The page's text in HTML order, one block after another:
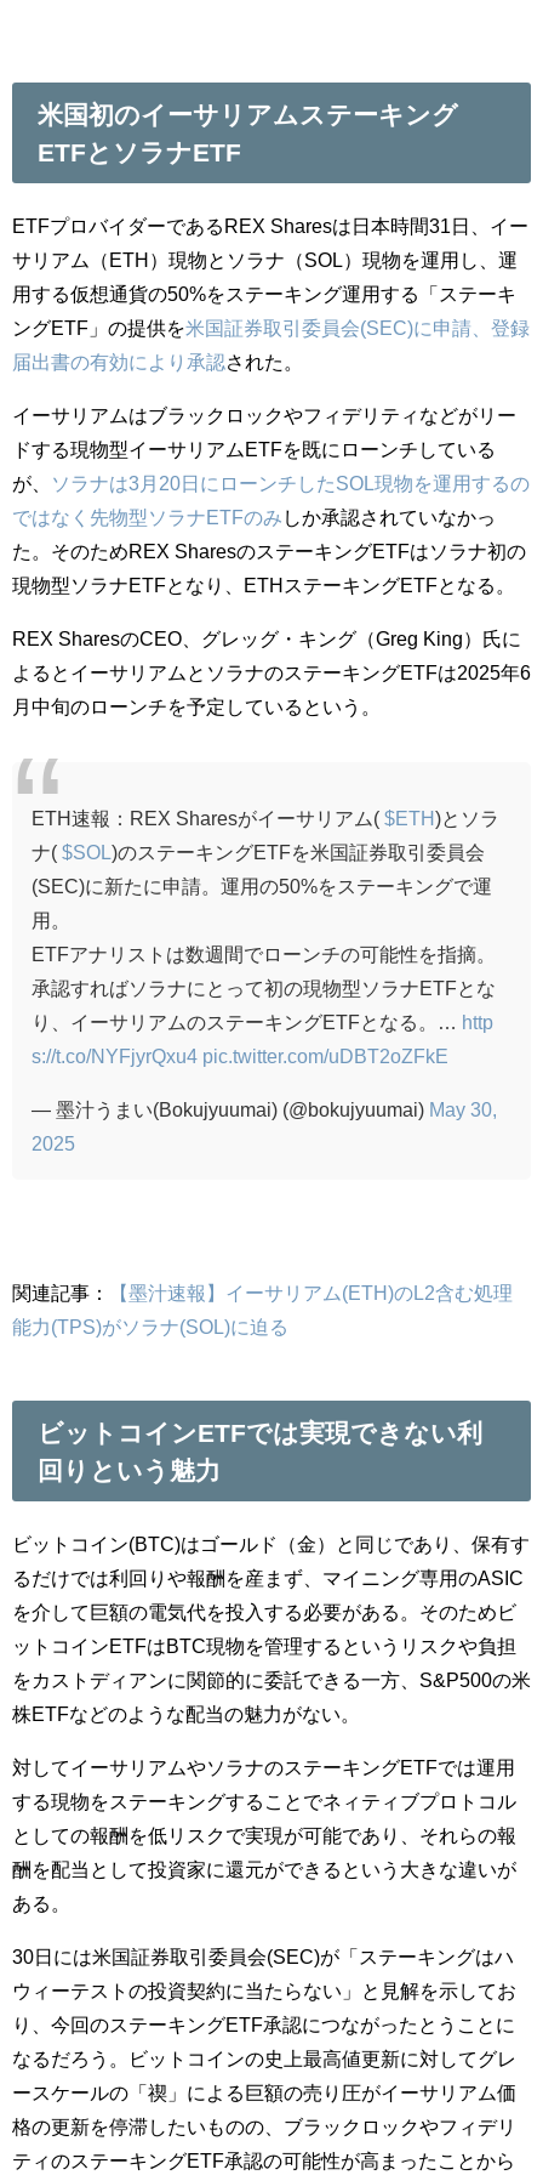
米国初のイーサリアムステーキング
ETFとソラナETF
ETFプロバイダーであるREX Sharesは日本時間31日、イー
サリアム（ETH）現物とソラナ（SOL）現物を運用し、運
用する仮想通貨の50%をステーキング運用する「ステーキ
ングETF」の提供を米国証券取引委員会(SEC)に申請、登録
届出書の有効により承認された。
イーサリアムはブラックロックやフィデリティなどがリー
ドする現物型イーサリアムETFを既にローンチしている
が、
ソラナは3月20日にローンチしたSOL現物を運用するの
ではなく先物型ソラナETFのみ しか承認されていなかっ
た。そのためREX SharesのステーキングETFはソラナ初の
現物型ソラナETFとなり、ETHステーキングETFとなる。
REX SharesのCEO、グレッグ・キング（Greg King）氏に
よるとイーサリアムとソラナのステーキングETFは2025年6
月中旬のローンチを予定しているという。
ETH速報：REX Sharesがイーサリアム( $ETH)とソラ
ナ( $SOL )のステーキングETFを米国証券取引委員会
(SEC)に新たに申請。運用の50%をステーキングで運
用。
ETFアナリストは数週間でローンチの可能性を指摘。
承認すればソラナにとって初の現物型ソラナETFとな
り、イーサリアムのステーキングETFとなる。…
http
s://t.co/NYFjyrQxu4 pic.twitter.com/uDBT2oZFkE
— 墨汁うまい(Bokujyuumai) (@bokujyuumai) May 30,
2025
関連記事：
【墨汁速報】イーサリアム(ETH)のL2含む処理
能力(TPS)がソラナ(SOL)に迫る
ビットコインETFでは実現できない利
回りという魅力
ビットコイン(BTC)はゴールド（金）と同じであり、保有す
るだけでは利回りや報酬を産まず、マイニング専用のASIC
を介して巨額の電気代を投入する必要がある。そのためビ
ットコインETFはBTC現物を管理するというリスクや負担
をカストディアンに関節的に委託できる一方、S&P500の米
株ETFなどのような配当の魅力がない。
対してイーサリアムやソラナのステーキングETFでは運用
する現物をステーキングすることでネィティブプロトコル
としての報酬を低リスクで実現が可能であり、それらの報
酬を配当として投資家に還元ができるという大きな違いが
ある。
30日には米国証券取引委員会(SEC)が「ステーキングはハ
ウィーテストの投資契約に当たらない」と見解を示してお
り、今回のステーキングETF承認につながったとうことに
なるだろう。ビットコインの史上最高値更新に対してグレ
ースケールの「禊」による巨額の売り圧がイーサリアム価
格の更新を停滞したいものの、ブラックロックやフィデリ
ティのステーキングETF承認の可能性が高まったことから